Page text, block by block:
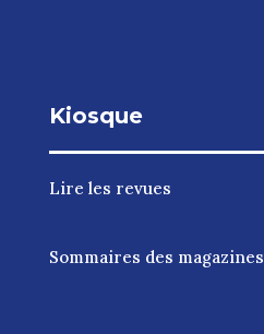
Kiosque
Lire les revues
Sommaires des magazines